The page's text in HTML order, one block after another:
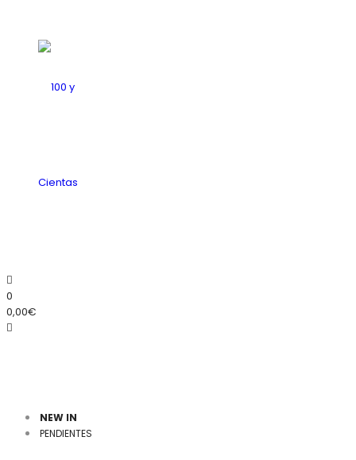
0
0,00€
NEW IN
PENDIENTES